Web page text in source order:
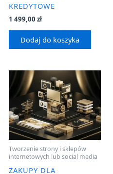
KREDYTOWE
1 499,00 zł
Dodaj do koszyka
Tworzenie strony i sklepów
internetowych lub social media
ZAKUPY DLA